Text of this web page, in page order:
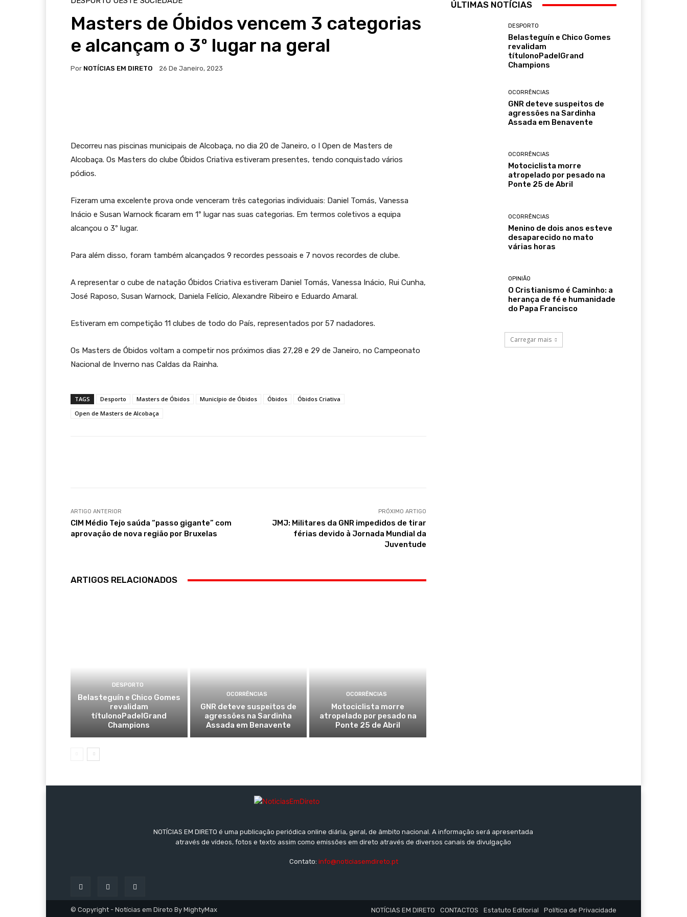
Masters de Óbidos vencem 3 categorias
e alcançam o 3º lugar na geral
Por NOTÍCIAS EM DIRETO 26 De Janeiro, 2023
Decorreu nas piscinas municipais de Alcobaça, no dia 20 de Janeiro, o I Open de Masters de
Alcobaça. Os Masters do clube Óbidos Criativa estiveram presentes, tendo conquistado vários
pódios.
Fizeram uma excelente prova onde venceram três categorias individuais: Daniel Tomás, Vanessa
Inácio e Susan Warnock ficaram em 1º lugar nas suas categorias. Em termos coletivos a equipa
alcançou o 3º lugar.
Para além disso, foram também alcançados 9 recordes pessoais e 7 novos recordes de clube.
A representar o cube de natação Óbidos Criativa estiveram Daniel Tomás, Vanessa Inácio, Rui Cunha,
José Raposo, Susan Warnock, Daniela Felício, Alexandre Ribeiro e Eduardo Amaral.
Estiveram em competição 11 clubes de todo do País, representados por 57 nadadores.
Os Masters de Óbidos voltam a competir nos próximos dias 27,28 e 29 de Janeiro, no Campeonato
Nacional de Inverno nas Caldas da Rainha.
TAGS Desporto Masters de Óbidos Município de Óbidos Óbidos
Óbidos Criativa
Open de Masters de Alcobaça
ARTIGO ANTERIOR
CIM Médio Tejo saúda “passo gigante” com
aprovação de nova região por Bruxelas
PRÓXIMO ARTIGO
JMJ: Militares da GNR impedidos de tirar
férias devido à Jornada Mundial da
Juventude
ARTIGOS RELACIONADOS
DESPORTO
Belasteguín e Chico Gomes
revalidam
títulonoPadelGrand
Champions
OCORRÊNCIAS
GNR deteve suspeitos de
agressões na Sardinha
Assada em Benavente
OCORRÊNCIAS
Motociclista morre
atropelado por pesado na
Ponte 25 de Abril
ÚLTIMAS NOTÍCIAS
DESPORTO
Belasteguín e Chico Gomes
revalidam
títulonoPadelGrand
Champions
OCORRÊNCIAS
GNR deteve suspeitos de
agressões na Sardinha
Assada em Benavente
OCORRÊNCIAS
Motociclista morre
atropelado por pesado na
Ponte 25 de Abril
OCORRÊNCIAS
Menino de dois anos esteve
desaparecido no mato
várias horas
OPINIÃO
O Cristianismo é Caminho: a
herança de fé e humanidade
do Papa Francisco
Carregar mais
NOTÍCIAS EM DIRETO é uma publicação periódica online diária, geral, de âmbito nacional. A informação será apresentada
através de vídeos, fotos e texto assim como emissões em direto através de diversos canais de divulgação
Contato: info@noticiasemdireto.pt
© Copyright - Notícias em Direto By MightyMax NOTÍCIAS EM DIRETO CONTACTOS Estatuto Editorial Política de Privacidade